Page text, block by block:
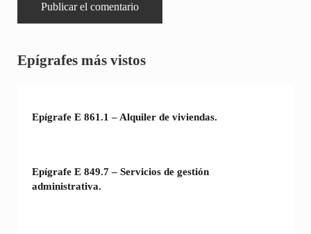
Sidebar
Epígrafes más vistos
Epígrafe E 861.1 – Alquiler de viviendas.
Epígrafe E 849.7 – Servicios de gestión
administrativa.